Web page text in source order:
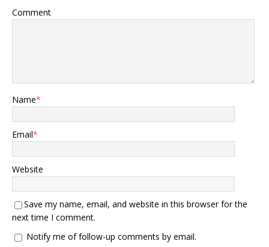
Comment
Name*
Email*
Website
Save my name, email, and website in this browser for the
next time I comment.
Notify me of follow-up comments by email.